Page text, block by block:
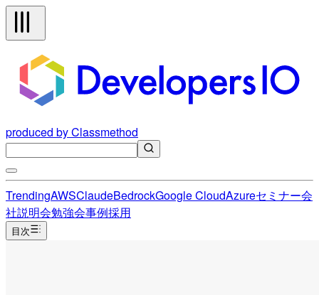
produced by Classmethod
TrendingAWSClaudeBedrockGoogle CloudAzureセミナー会
社説明会勉強会事例採用
目次